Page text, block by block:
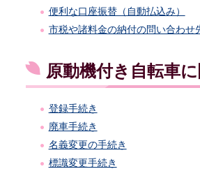
便利な口座振替（自動払込み）
市税や諸料金の納付の問い合わせ
原動機付き自転車
登録手続き
廃車手続き
名義変更の手続き
標識変更手続き